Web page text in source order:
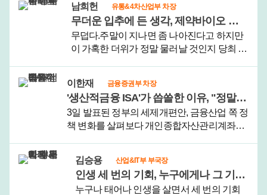
을 부정하는 사람은 없다. 사촌이 땅을 사도 대통
령을 욕하던 시..
남희헌 유통&4차산업부 차장
무더운 입추에 든 생각, 제약바이오 하반기 훈풍 기대한다
무덥다.주말이 지나면 좀 나아진다고 하지만
이 가혹한 더위가 정말 물러날 것인지 당최 상
저 조만간 날이 선선해지지 않을까 막연한 기
대를 할 뿐이다.견디기 ..
이한재 금융증권부 차장
'생산적금융 ISA'가 씁쓸한 이유, "정말 자신 없습니까"
3일 발표된 정부의 세제개편안, 금융산업 쪽 정
책 변화를 살펴보다 개인종합자산관리계좌
생산적금융의 취지에 깊게 공감하고 필요하다
고 생각했지만 이른바 '..
김승용 산업&IT부 부국장
인생 세 번의 기회, 누구에게나 그 기회가 평등하게 오지 않는 나라
누구나 태어나 인생을 살면서 세 번의 기회